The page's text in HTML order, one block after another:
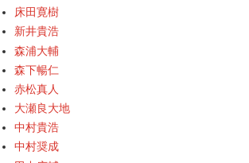
床田寛樹
新井貴浩
森浦大輔
森下暢仁
赤松真人
大瀬良大地
中村貴浩
中村奨成